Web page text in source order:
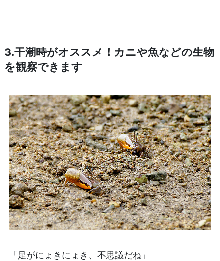
3.干潮時がオススメ！カニや魚などの生物
を観察できます
「足がにょきにょき、不思議だね」